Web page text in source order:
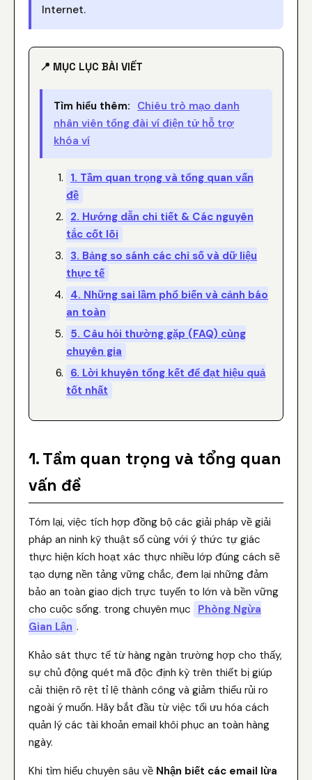
Internet.
📍 MỤC LỤC BÀI VIẾT
Tìm hiểu thêm: Chiêu trò mạo danh
nhân viên tổng đài ví điện tử hỗ trợ
khóa ví
1. Tầm quan trọng và tổng quan vấn
đề
2. Hướng dẫn chi tiết & Các nguyên
tắc cốt lõi
3. Bảng so sánh các chỉ số và dữ liệu
thực tế
4. Những sai lầm phổ biến và cảnh báo
an toàn
5. Câu hỏi thường gặp (FAQ) cùng
chuyên gia
6. Lời khuyên tổng kết để đạt hiệu quả
tốt nhất
1. Tầm quan trọng và tổng quan
vấn đề
Tóm lại, việc tích hợp đồng bộ các giải pháp về giải
pháp an ninh kỹ thuật số cùng với ý thức tự giác
thực hiện kích hoạt xác thực nhiều lớp đúng cách sẽ
tạo dựng nền tảng vững chắc, đem lại những đảm
bảo an toàn giao dịch trực tuyến to lớn và bền vững
cho cuộc sống. trong chuyên mục Phòng Ngừa
Gian Lận .
Khảo sát thực tế từ hàng ngàn trường hợp cho thấy,
sự chủ động quét mã độc định kỳ trên thiết bị giúp
cải thiện rõ rệt tỉ lệ thành công và giảm thiểu rủi ro
ngoài ý muốn. Hãy bắt đầu từ việc tối ưu hóa cách
quản lý các tài khoản email khôi phục an toàn hàng
ngày.
Khi tìm hiểu chuyên sâu về Nhận biết các email lừa